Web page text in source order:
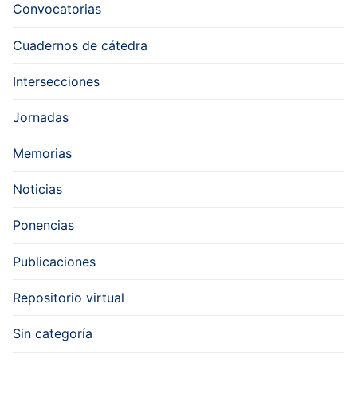
Convocatorias
Cuadernos de cátedra
Intersecciones
Jornadas
Memorias
Noticias
Ponencias
Publicaciones
Repositorio virtual
Sin categoría